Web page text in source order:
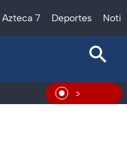
Azteca 7 Deportes
En Vivo